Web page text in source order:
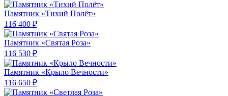
Памятник «Тихий Полёт»
116 400 ₽
Памятник «Святая Роза»
116 530 ₽
Памятник «Крыло Вечности»
116 650 ₽